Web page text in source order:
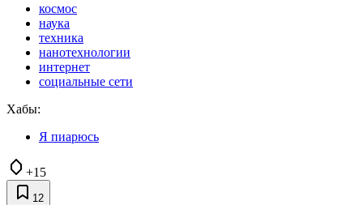
космос
наука
техника
нанотехнологии
интернет
социальные сети
Хабы:
Я пиарюсь
+15
12